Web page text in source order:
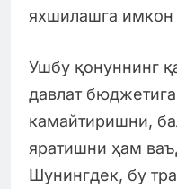
яхшилашга имкон
Ушбу қонуннинг
давлат
камайтиришни,
яратишни ҳам
Шунингдек, бу